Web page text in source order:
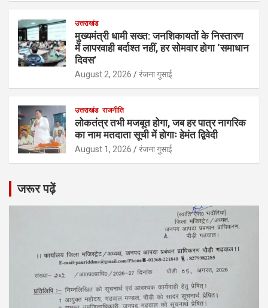
उत्तराखंड
मुख्यमंत्री धामी सख्त: जनशिकायतों के निस्तारण
में लापरवाही बर्दाश्त नहीं, हर सोमवार होगा ‘समाधान
दिवस’
August 2, 2026 रंजना गुसाई
उत्तराखंड राजनीति
लोकतंत्र तभी मजबूत होगा, जब हर पात्र नागरिक
का नाम मतदाता सूची में होगाः हेमंत द्विवेदी
August 1, 2026 रंजना गुसाई
जरूर पढ़ें